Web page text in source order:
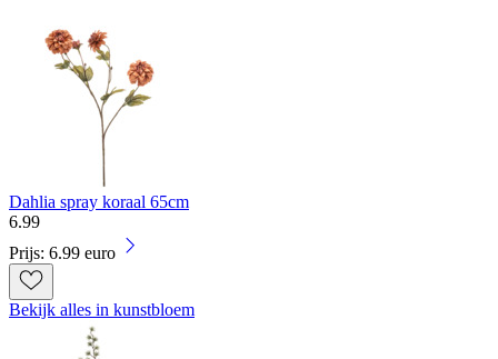
Dahlia spray koraal 65cm
6.99
Prijs: 6.99 euro
Bekijk alles in kunstbloem